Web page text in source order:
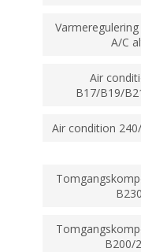
A/C
Air
B17/B19/
Air condition
B200/